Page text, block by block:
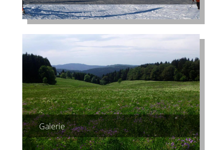
Galerie